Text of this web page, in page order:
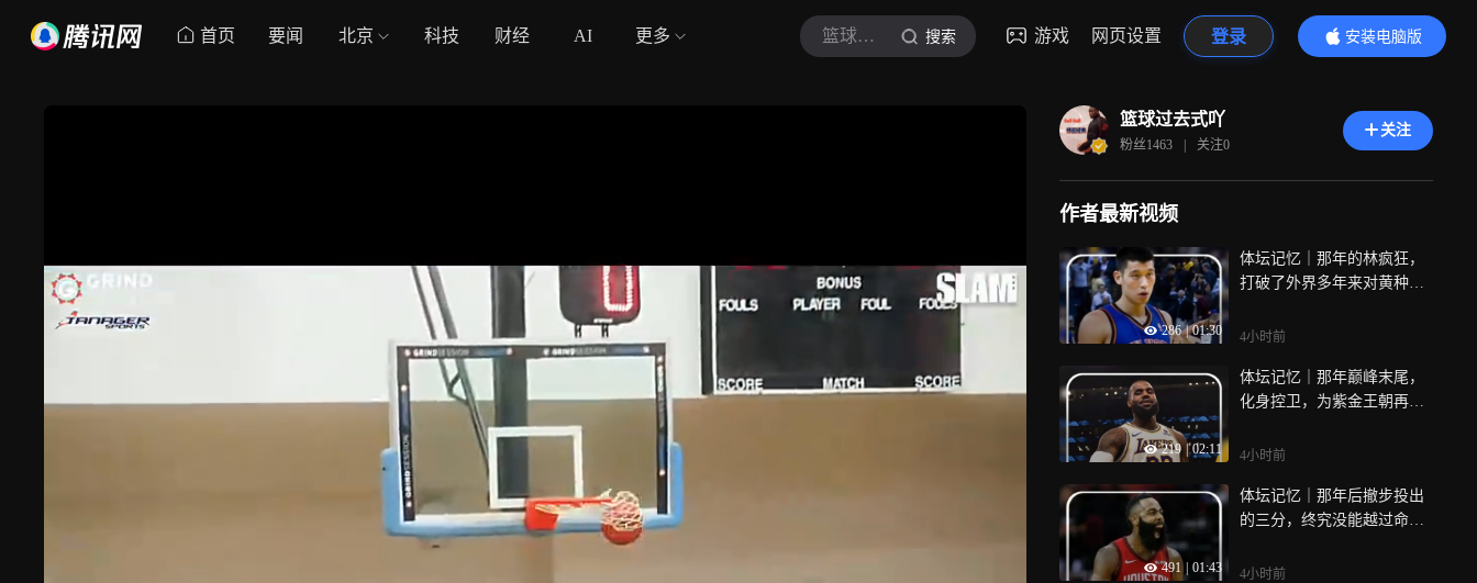
首页 要闻 北京 科技 财经 AI 更多 篮球过去式吖 搜索 游戏 网页设置 登录
安装电脑版
内容更精彩
篮球过去式吖
粉丝1463 | 关注0
关注
作者最新视频
286 | 01:30
体坛记忆｜那年的林疯狂，
打破了外界多年来对黄种后
4小时前
219 02:11
体坛记忆｜那年巅峰末尾，
化身控卫，为紫金王朝再铸
4小时前
491 01:43
体坛记忆｜那年后撤步投出
的三分，终究没能越过命运
4小时前